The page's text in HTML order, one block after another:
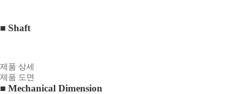
■ Shaft
제품 상세
제품 도면
■ Mechanical Dimension